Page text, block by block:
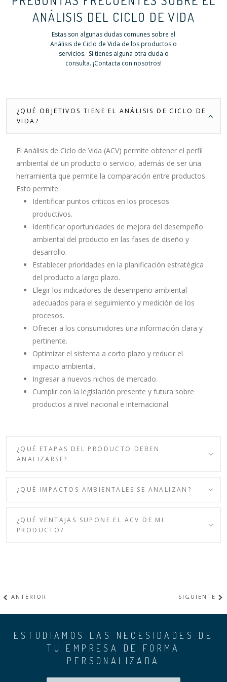
ANÁLISIS DEL CICLO DE VIDA
Estas son algunas dudas comunes sobre el
Análisis de Ciclo de Vida de los productos o
servicios. Si tienes alguna otra duda o
consulta. ¡Contacta con nosotros!
¿QUÉ OBJETIVOS TIENE EL ANÁLISIS DE CICLO DE
VIDA?
El Análisis de Ciclo de Vida (ACV) permite obtener el perfil
ambiental de un producto o servicio, además de ser una
herramienta que permite la comparación entre productos.
Esto permite:
Identificar puntos críticos en los procesos
productivos.
Identificar oportunidades de mejora del desempeño
ambiental del producto en las fases de diseño y
desarrollo.
Establecer prioridades en la planificación estratégica
del producto a largo plazo.
Elegir los indicadores de desempeño ambiental
adecuados para el seguimiento y medición de los
procesos.
Ofrecer a los consumidores una información clara y
pertinente.
Optimizar el sistema a corto plazo y reducir el
impacto ambiental.
Ingresar a nuevos nichos de mercado.
Cumplir con la legislación presente y futura sobre
productos a nivel nacional e internacional.
¿QUÉ ETAPAS DEL PRODUCTO DEBEN
ANALIZARSE?
¿QUÉ IMPACTOS AMBIENTALES SE ANALIZAN?
¿QUÉ VENTAJAS SUPONE EL ACV DE MI
PRODUCTO?
ANTERIOR SIGUIENTE
ESTUDIAMOS LAS NECESIDADES DE
TU EMPRESA DE FORMA
PERSONALIZADA